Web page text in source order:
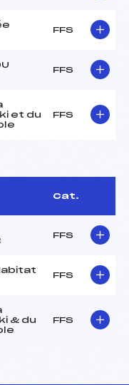
FFS
FFS
et du
FFS
Cat.
FFS
FFS
& du
FFS